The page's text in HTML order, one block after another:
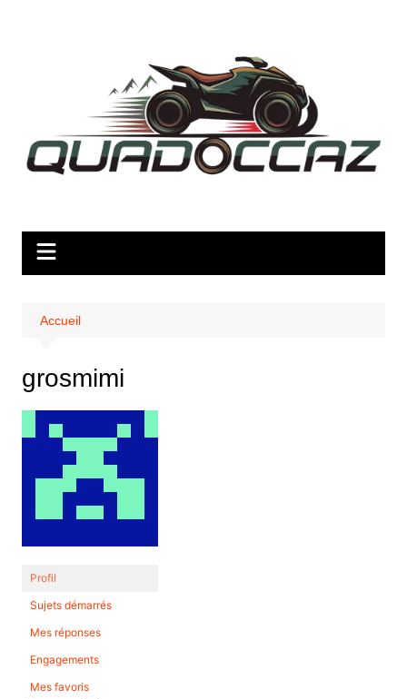
Accueil
grosmimi
Profil
Sujets démarrés
Mes réponses
Engagements
Mes favoris